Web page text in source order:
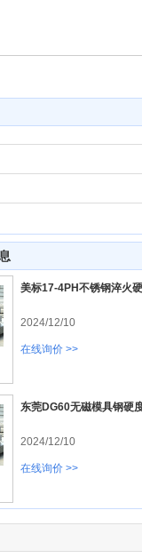
美标17-4PH不锈钢淬火
2024/12/10
在线询价 >>
东莞DG60无磁模具钢硬
2024/12/10
在线询价 >>